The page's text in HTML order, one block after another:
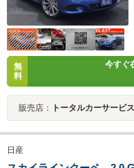
無
料
今すぐ
販売店： トータルカーサービ
日産